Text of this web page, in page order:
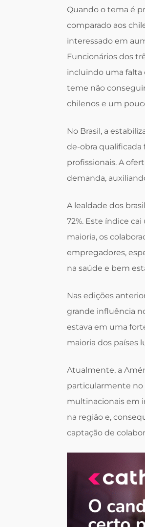
Quando o tema é
comparado aos
interessado em
Funcionários dos
incluindo uma falta
teme não
chilenos e um
No Brasil, a
de-obra qualificada
profissionais. A
demanda,
A lealdade dos
72%. Este índice
maioria, os
empregadores,
na saúde e bem
Nas edições
grande influência
estava em uma
maioria dos países
Atualmente, a
particularmente no
multinacionais em
na região e,
captação de